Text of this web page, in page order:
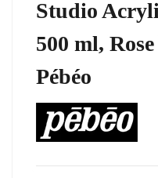
Studio
500 ml,
Pébéo